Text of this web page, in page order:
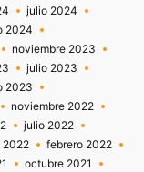
julio 2024
2024
noviembre 2023
julio 2023
2023
noviembre 2022
julio 2022
2022
febrero 2022
octubre 2021